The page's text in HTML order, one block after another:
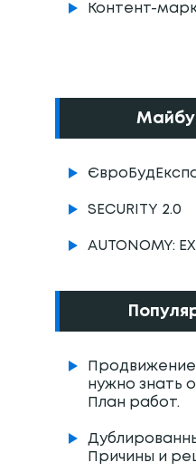
Контент-
SECURITY 2.0
AUTONOMY:
нужно знать
План работ.
Причины и